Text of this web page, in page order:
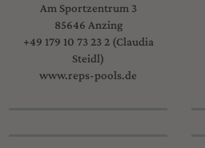
Am Sportzentrum 3
85646 Anzing
+49 179 10 73 23 2 (Claudia
Steidl)
www.reps-pools.de